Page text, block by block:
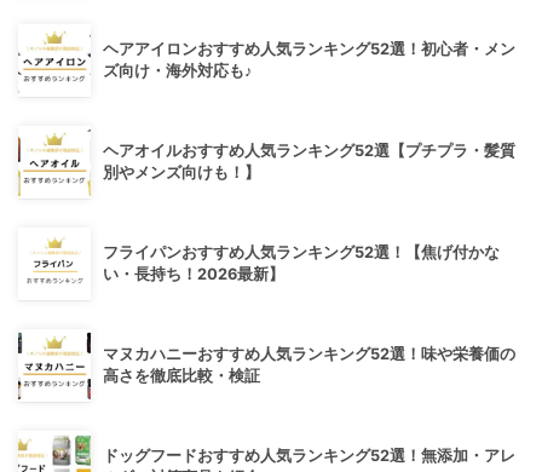
ヘアアイロンおすすめ人気ランキング52選！初心者・メン
ズ向け・海外対応も♪
ヘアオイルおすすめ人気ランキング52選【プチプラ・髪質
別やメンズ向けも！】
フライパンおすすめ人気ランキング52選！【焦げ付かな
い・長持ち！2026最新】
マヌカハニーおすすめ人気ランキング52選！味や栄養価の
高さを徹底比較・検証
ドッグフードおすすめ人気ランキング52選！無添加・アレ